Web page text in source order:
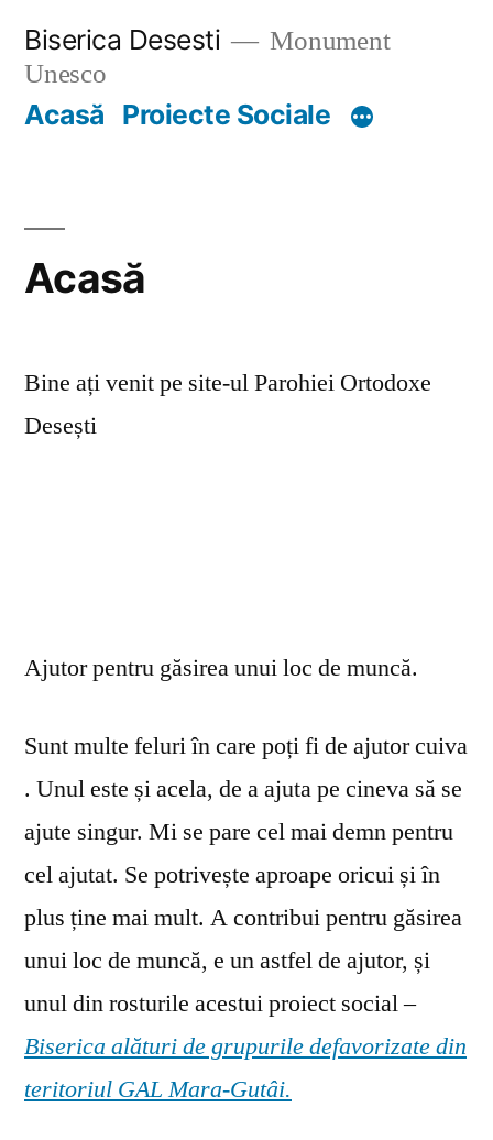
content
Biserica Desesti
Monument
Unesco
Acasă Proiecte Sociale
Acasă
Bine ați venit pe site-ul Parohiei Ortodoxe
Desești
Ajutor pentru găsirea unui loc de muncă.
Sunt multe feluri în care poți fi de ajutor cuiva
. Unul este și acela, de a ajuta pe cineva să se
ajute singur. Mi se pare cel mai demn pentru
cel ajutat. Se potrivește aproape oricui și în
plus ține mai mult. A contribui pentru găsirea
unui loc de muncă, e un astfel de ajutor, și
unul din rosturile acestui proiect social –
Biserica alături de grupurile defavorizate din
teritoriul GAL Mara-Gutâi.